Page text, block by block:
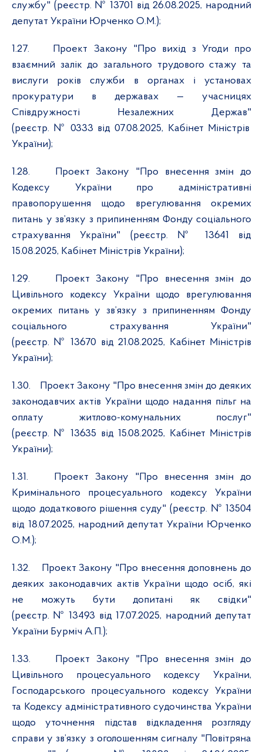
службу" (реєстр. № 13701 від 26.08.2025, народний
депутат України Юрченко О.М.);
1.27.
Проект Закону "Про вихід з Угоди про
взаємний залік до загального трудового стажу та
вислуги років служби в органах і установах
прокуратури в державах — учасницях
Співдружності Незалежних Держав"
(реєстр. № 0333 від 07.08.2025, Кабінет Міністрів
України);
1.28.
Проект Закону "Про внесення змін до
Кодексу України про адміністративні
правопорушення щодо врегулювання окремих
питань у зв’язку з припиненням Фонду соціального
страхування України" (реєстр. № 13641 від
15.08.2025, Кабінет Міністрів України);
1.29.
Проект Закону "Про внесення змін до
Цивільного кодексу України щодо врегулювання
окремих питань у зв’язку з припиненням Фонду
соціального страхування України"
(реєстр. № 13670 від 21.08.2025, Кабінет Міністрів
України);
1.30.
Проект Закону "Про внесення змін до деяких
законодавчих актів України щодо надання пільг на
оплату житлово-комунальних послуг"
(реєстр. № 13635 від 15.08.2025, Кабінет Міністрів
України);
1.31.
Проект Закону "Про внесення змін до
Кримінального процесуального кодексу України
щодо додаткового рішення суду" (реєстр. № 13504
від 18.07.2025, народний депутат України Юрченко
О.М.);
1.32.
Проект Закону "Про внесення доповнень до
деяких законодавчих актів України щодо осіб, які
не можуть бути допитані як свідки"
(реєстр. № 13493 від 17.07.2025, народний депутат
України Бурміч А.П.);
1.33.
Проект Закону "Про внесення змін до
Цивільного процесуального кодексу України,
Господарського процесуального кодексу України
та Кодексу адміністративного судочинства України
щодо уточнення підстав відкладення розгляду
справи у зв’язку з оголошенням сигналу "Повітряна